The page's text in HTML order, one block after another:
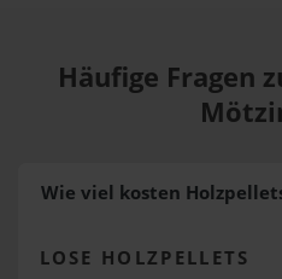
Häufige Fragen
Wie viel kosten
LOSE HOLZPELLETS